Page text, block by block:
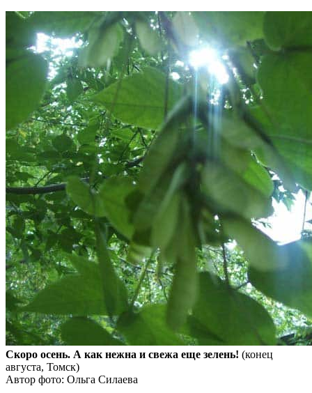
Скоро осень. А как нежна и свежа еще зелень! (конец
августа, Томск)
Автор фото: Ольга Силаева